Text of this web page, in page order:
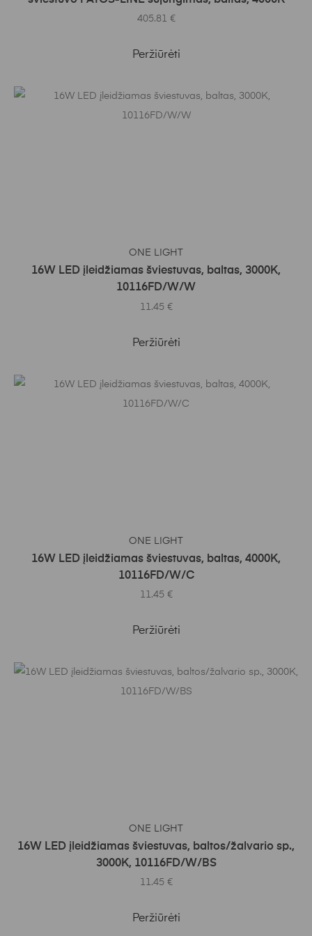
405.81 €
Peržiūrėti
ONE LIGHT
16W LED įleidžiamas šviestuvas, baltas, 3000K,
10116FD/W/W
11.45 €
Peržiūrėti
ONE LIGHT
16W LED įleidžiamas šviestuvas, baltas, 4000K,
10116FD/W/C
11.45 €
Peržiūrėti
ONE LIGHT
16W LED įleidžiamas šviestuvas, baltos/žalvario sp.,
3000K, 10116FD/W/BS
11.45 €
Peržiūrėti